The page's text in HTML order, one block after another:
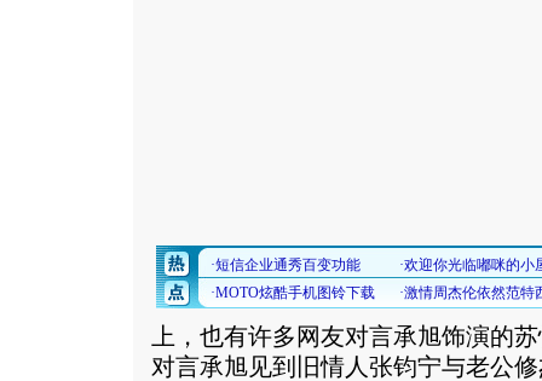
上，也有许多网友对言承旭饰演的
对言承旭见到旧情人张钧宁与老公